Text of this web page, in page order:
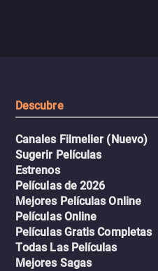
Descubre
Canales Filmelier (Nuevo)
Sugerir Películas
Estrenos
Películas de 2026
Mejores Películas Online
Películas Online
Películas Gratis Completas
Todas Las Películas
Mejores Sagas